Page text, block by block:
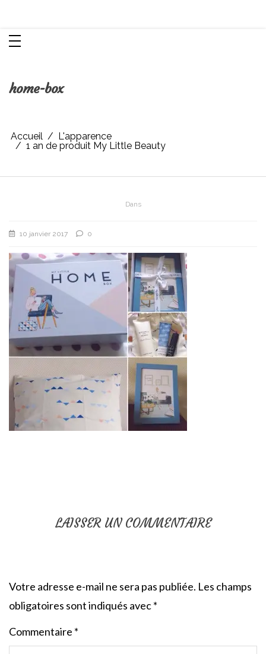
home-box
Accueil
L'apparence
1 an de produit My Little Beauty
Dans
10 janvier 2017 0
LAISSER UN COMMENTAIRE
Votre adresse e-mail ne sera pas publiée. Les champs
obligatoires sont indiqués avec*
Commentaire *